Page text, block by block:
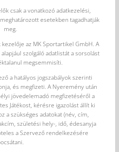
csak a vonatkozó adatkezelési,
esetekben tagadhatják
meg.
az MK Sportartikel GmbH. A
szolgáló adatlistát a sorsolást
megsemmisíti.
a hatályos jogszabályok szerinti
és megfizeti. A Nyeremény után
jövedelemadó megfizetéséről a
Játékost, kérésre igazolást állít ki
a szükséges adatokat (név, cím,
születési hely-, idő, édesanyja
a Szervező rendelkezésére